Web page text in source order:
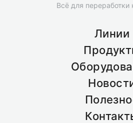
Всё для переработки
Линии